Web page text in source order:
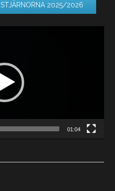
2025/2026
01:04